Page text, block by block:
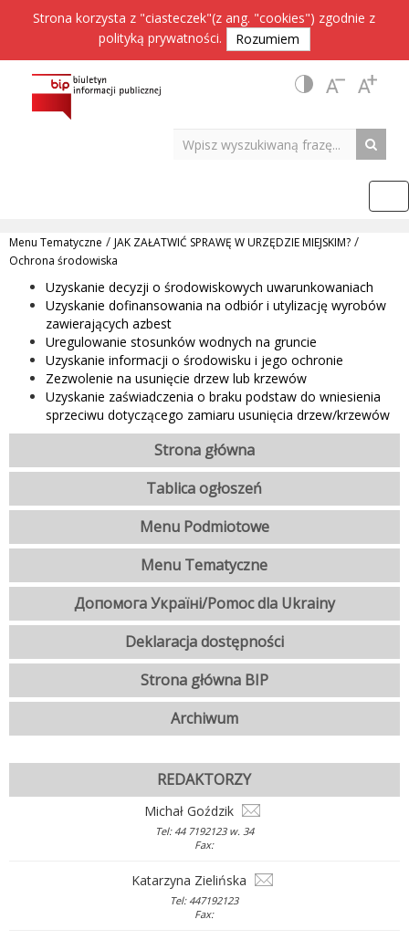
Strona korzysta z "ciasteczek"(z ang. "cookies") zgodnie z
polityką prywatności. Rozumiem
Menu Tematyczne / JAK ZAŁATWIĆ SPRAWĘ W URZĘDZIE MIEJSKIM? /
Ochrona środowiska
Uzyskanie decyzji o środowiskowych uwarunkowaniach
Uzyskanie dofinansowania na odbiór i utylizację wyrobów
zawierających azbest
Uregulowanie stosunków wodnych na gruncie
Uzyskanie informacji o środowisku i jego ochronie
Zezwolenie na usunięcie drzew lub krzewów
Uzyskanie zaświadczenia o braku podstaw do wniesienia
sprzeciwu dotyczącego zamiaru usunięcia drzew/krzewów
Strona główna
Tablica ogłoszeń
Menu Podmiotowe
Menu Tematyczne
Допомога Україні/Pomoc dla Ukrainy
Deklaracja dostępności
Strona główna BIP
Archiwum
REDAKTORZY
Michał Goździk
Tel: 44 7192123 w. 34
Fax:
Katarzyna Zielińska
Tel: 447192123
Fax: